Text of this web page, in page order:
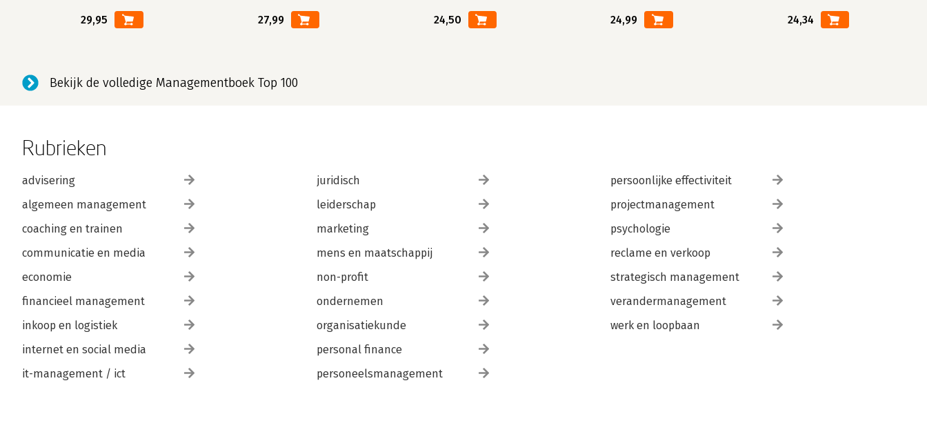
29,95 27,99 24,50 24,99 24,34
Bekijk de volledige Managementboek Top 100
Rubrieken
advisering
algemeen management
coaching en trainen
communicatie en media
economie
financieel management
inkoop en logistiek
internet en social media
it-management / ict
juridisch
leiderschap
marketing
mens en maatschappij
non-profit
ondernemen
organisatiekunde
personal finance
personeelsmanagement
persoonlijke effectiviteit
projectmanagement
psychologie
reclame en verkoop
strategisch management
verandermanagement
werk en loopbaan